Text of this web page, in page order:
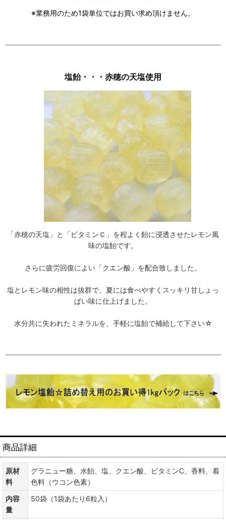
※業務用のため1袋単位ではお買い求め頂けません。
塩飴・・・赤穂の天塩使用
「赤穂の天塩」と「ビタミンＣ」を程よく飴に浸透させたレモン風
味の塩飴です。
さらに疲労回復によい「クエン酸」を配合致しました。
塩とレモン味の相性は抜群で、夏には食べやすくスッキリ甘しょっ
ぱい味に仕上げました。
水分共に失われたミネラルを、手軽に塩飴で補給して下さい☆
商品詳細
原材
料
グラニュー糖、水飴、塩、クエン酸、ビタミンC、香料、着
色料（ウコン色素）
内容
量
50袋（1袋あたり6粒入）